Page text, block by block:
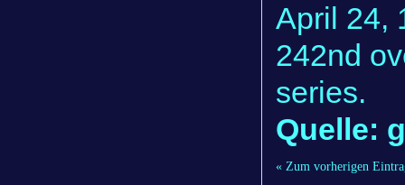
April 24,
242nd
series.
Quelle:
« Zum vorherigen